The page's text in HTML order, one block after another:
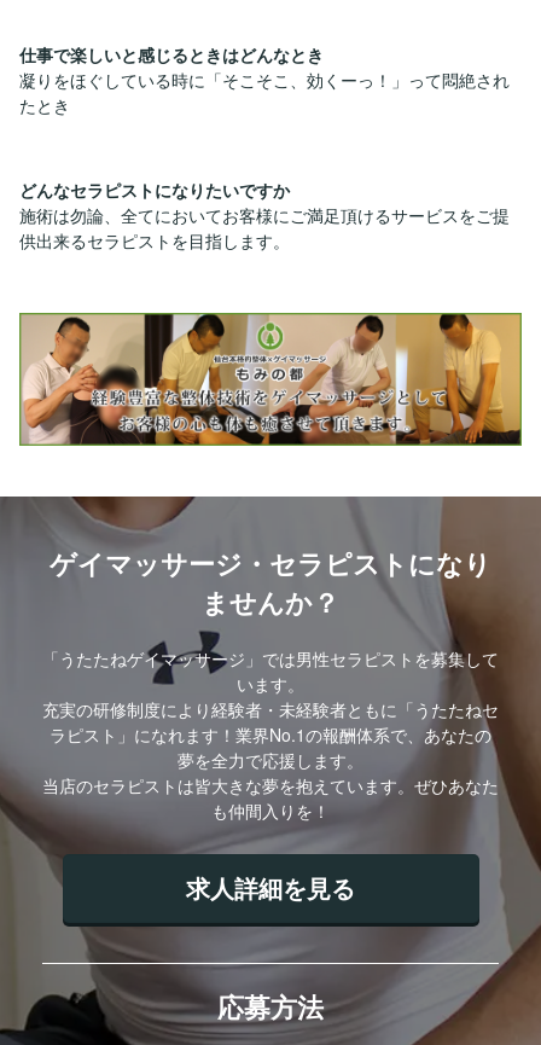
仕事で楽しいと感じるときはどんなとき
凝りをほぐしている時に「そこそこ、効くーっ！」って悶絶され
たとき
どんなセラピストになりたいですか
施術は勿論、全てにおいてお客様にご満足頂けるサービスをご提
供出来るセラピストを目指します。
ゲイマッサージ・セラピストになり
ませんか？
「うたたねゲイマッサージ」では男性セラピストを募集して
います。
充実の研修制度により経験者・未経験者ともに「うたたねセ
ラピスト」になれます！業界No.1の報酬体系で、あなたの
夢を全力で応援します。
当店のセラピストは皆大きな夢を抱えています。ぜひあなた
も仲間入りを！
求人詳細を見る
応募方法